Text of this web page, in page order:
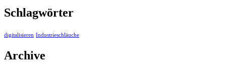
Schlagwörter
digitalisieren Industrieschläuche
Archive